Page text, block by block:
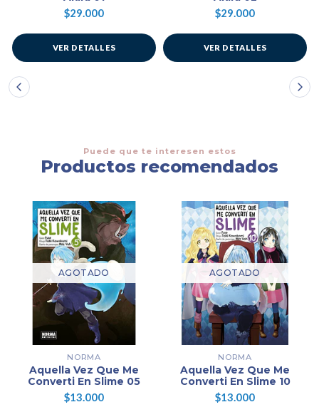
$29.000
VER DETALLES
$29.000
VER DETALLES
Puede que te interesen estos
Productos recomendados
AGOTADO
NORMA
Aquella Vez Que Me
Converti En Slime 05
$13.000
AGOTADO
NORMA
Aquella Vez Que Me
Converti En Slime 10
$13.000